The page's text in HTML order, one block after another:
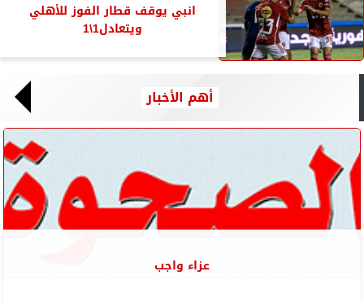
انبي يوقف قطار الفوز للأهلي
ويتعادل1\1
أهم الأخبار
عزاء واجب